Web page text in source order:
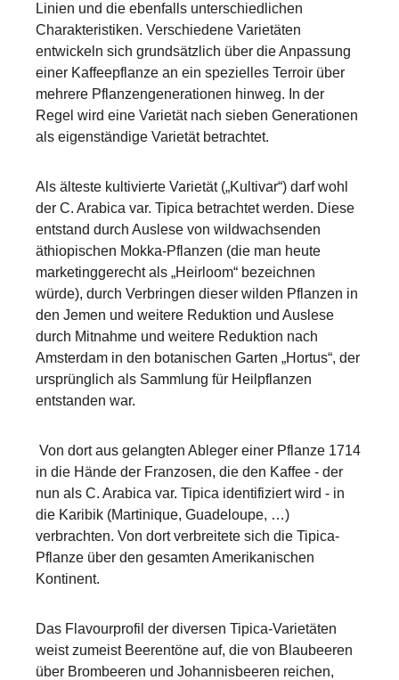
Linien und die ebenfalls unterschiedlichen
Charakteristiken. Verschiedene Varietäten
entwickeln sich grundsätzlich über die Anpassung
einer Kaffeepflanze an ein spezielles Terroir über
mehrere Pflanzengenerationen hinweg. In der
Regel wird eine Varietät nach sieben Generationen
als eigenständige Varietät betrachtet.
Als älteste kultivierte Varietät („Kultivar“) darf wohl
der C. Arabica var. Tipica betrachtet werden. Diese
entstand durch Auslese von wildwachsenden
äthiopischen Mokka-Pflanzen (die man heute
marketinggerecht als „Heirloom“ bezeichnen
würde), durch Verbringen dieser wilden Pflanzen in
den Jemen und weitere Reduktion und Auslese
durch Mitnahme und weitere Reduktion nach
Amsterdam in den botanischen Garten „Hortus“, der
ursprünglich als Sammlung für Heilpflanzen
entstanden war.
Von dort aus gelangten Ableger einer Pflanze 1714
in die Hände der Franzosen, die den Kaffee - der
nun als C. Arabica var. Tipica identifiziert wird - in
die Karibik (Martinique, Guadeloupe, …)
verbrachten. Von dort verbreitete sich die Tipica-
Pflanze über den gesamten Amerikanischen
Kontinent.
Das Flavourprofil der diversen Tipica-Varietäten
weist zumeist Beerentöne auf, die von Blaubeeren
über Brombeeren und Johannisbeeren reichen,